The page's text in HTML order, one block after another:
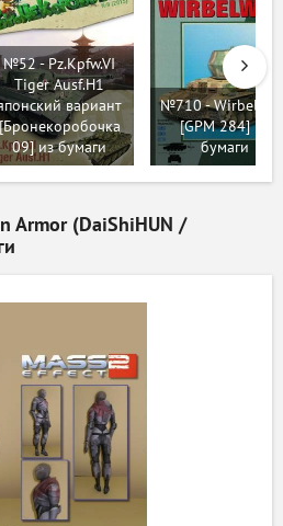
№52 - Pz.Kpfw.VI
Tiger Ausf.H1
вариант
09] из бумаги
№710 -
[GPM 284] из
бумаги
Armor (DaiShiHUN /